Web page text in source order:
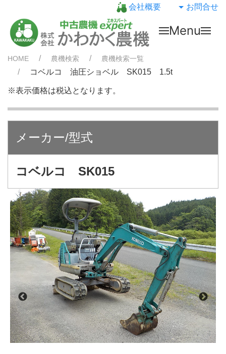
会社概要 お問合せ
Menu
HOME 農機検索 農機検索一覧
コベルコ 油圧ショベル SK015 1.5t
※表示価格は税込となります。
メーカー/型式
コベルコ SK015